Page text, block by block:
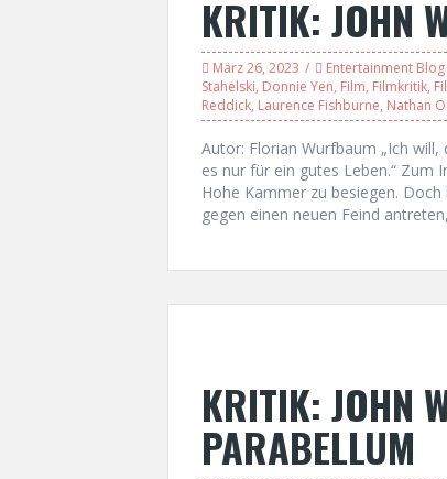
KRITIK: JOHN
März 26, 2023 Entertainment Blog
Stahelski, Donnie Yen, Film, Filmkritik,
Reddick, Laurence Fishburne, Nathan
Autor: Florian Wurfbaum „Ich
es nur für ein gutes Leben.“ Zum
Hohe Kammer zu besiegen.
gegen einen neuen Feind
KRITIK: JOHN
PARABELLUM